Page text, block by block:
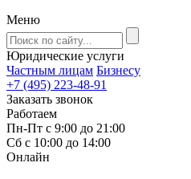
Меню
Юридические услуги
Частным лицам Бизнесу
+7 (495) 223-48-91
Заказать звонок
Работаем
Пн-Пт с 9:00 до 21:00
Сб с 10:00 до 14:00
Онлайн